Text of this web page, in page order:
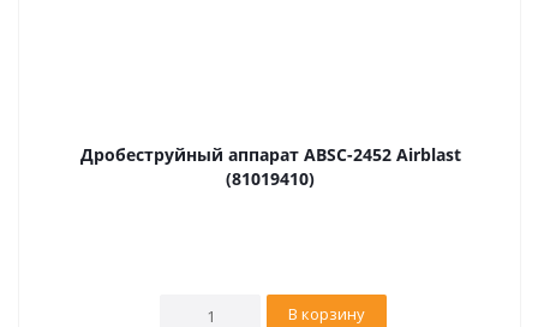
Дробеструйный аппарат ABSC-2452 Airblast
(81019410)
В корзину